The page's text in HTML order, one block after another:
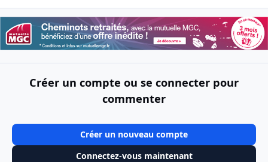
Créer un compte ou se connecter pour
commenter
Créer un nouveau compte
Connectez-vous maintenant